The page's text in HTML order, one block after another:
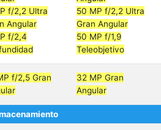
f/2,2 Ultra
Angular
f/2,4
50 MP f/2,2 Ultra
Gran Angular
50 MP f/1,9
Teleobjetivo
f/2,5 Gran
32 MP Gran
Angular